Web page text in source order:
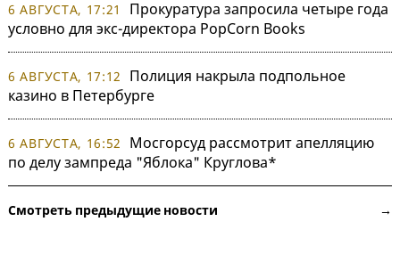
6 АВГУСТА, 17:21
Прокуратура запросила четыре года
условно для экс-директора PopCorn Books
6 АВГУСТА, 17:12
Полиция накрыла подпольное
казино в Петербурге
6 АВГУСТА, 16:52
Мосгорсуд рассмотрит апелляцию
по делу зампреда "Яблока" Круглова*
Смотреть предыдущие новости →